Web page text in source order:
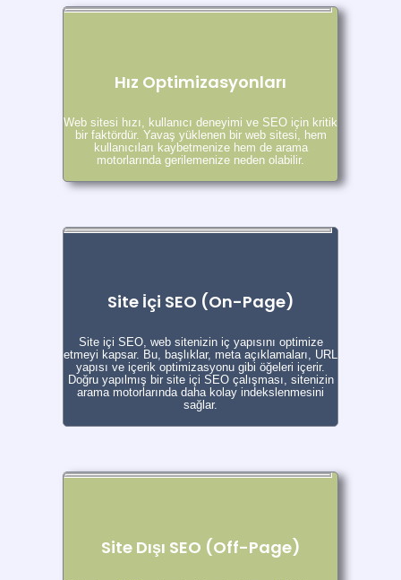
Hız Optimizasyonları
Web sitesi hızı, kullanıcı deneyimi ve SEO için kritik
bir faktördür. Yavaş yüklenen bir web sitesi, hem
kullanıcıları kaybetmenize hem de arama
motorlarında gerilemenize neden olabilir.
Site İçi SEO (On-Page)
Site içi SEO, web sitenizin iç yapısını optimize
etmeyi kapsar. Bu, başlıklar, meta açıklamaları, URL
yapısı ve içerik optimizasyonu gibi öğeleri içerir.
Doğru yapılmış bir site içi SEO çalışması, sitenizin
arama motorlarında daha kolay indekslenmesini
sağlar.
Site Dışı SEO (Off-Page)